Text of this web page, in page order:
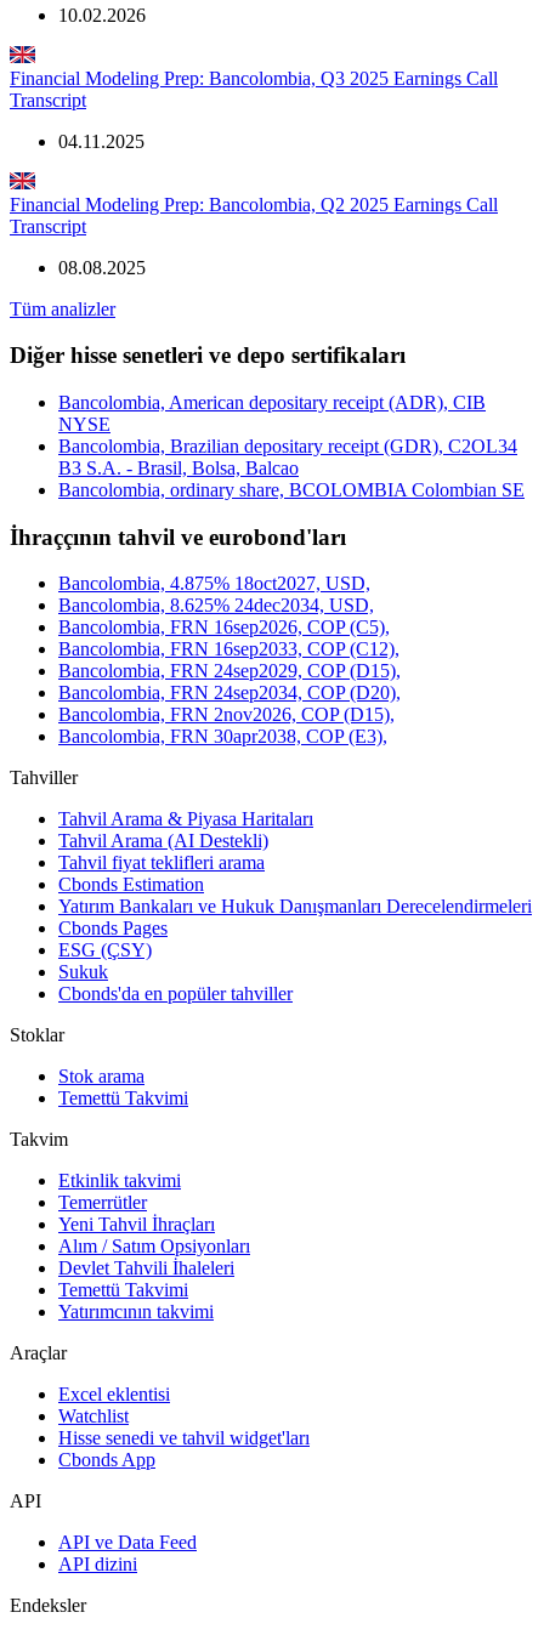
10.02.2026
Financial Modeling Prep: Bancolombia, Q3 2025 Earnings Call
Transcript
04.11.2025
Financial Modeling Prep: Bancolombia, Q2 2025 Earnings Call
Transcript
08.08.2025
Tüm analizler
Diğer hisse senetleri ve depo sertifikaları
Bancolombia, American depositary receipt (ADR), CIB
NYSE
Bancolombia, Brazilian depositary receipt (GDR), C2OL34
B3 S.A. - Brasil, Bolsa, Balcao
Bancolombia, ordinary share, BCOLOMBIA Colombian SE
İhraççının tahvil ve eurobond'ları
Bancolombia, 4.875% 18oct2027, USD,
Bancolombia, 8.625% 24dec2034, USD,
Bancolombia, FRN 16sep2026, COP (C5),
Bancolombia, FRN 16sep2033, COP (C12),
Bancolombia, FRN 24sep2029, COP (D15),
Bancolombia, FRN 24sep2034, COP (D20),
Bancolombia, FRN 2nov2026, COP (D15),
Bancolombia, FRN 30apr2038, COP (E3),
Tahviller
Tahvil Arama & Piyasa Haritaları
Tahvil Arama (AI Destekli)
Tahvil fiyat teklifleri arama
Cbonds Estimation
Yatırım Bankaları ve Hukuk Danışmanları Derecelendirmeleri
Cbonds Pages
ESG (ÇSY)
Sukuk
Cbonds'da en popüler tahviller
Stoklar
Stok arama
Temettü Takvimi
Takvim
Etkinlik takvimi
Temerrütler
Yeni Tahvil İhraçları
Alım / Satım Opsiyonları
Devlet Tahvili İhaleleri
Temettü Takvimi
Yatırımcının takvimi
Araçlar
Excel eklentisi
Watchlist
Hisse senedi ve tahvil widget'ları
Cbonds App
API
API ve Data Feed
API dizini
Endeksler